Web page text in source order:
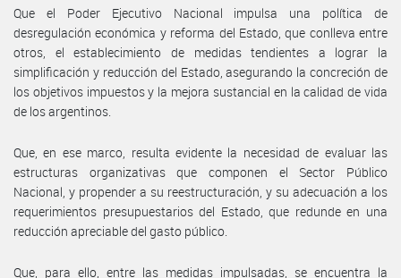
Que el Poder Ejecutivo Nacional impulsa una política de
desregulación económica y reforma del Estado, que conlleva entre
otros, el establecimiento de medidas tendientes a lograr la
simplificación y reducción del Estado, asegurando la concreción de
los objetivos impuestos y la mejora sustancial en la calidad de vida
de los argentinos.
Que, en ese marco, resulta evidente la necesidad de evaluar las
estructuras organizativas que componen el Sector Público
Nacional, y propender a su reestructuración, y su adecuación a los
requerimientos presupuestarios del Estado, que redunde en una
reducción apreciable del gasto público.
Que, para ello, entre las medidas impulsadas, se encuentra la